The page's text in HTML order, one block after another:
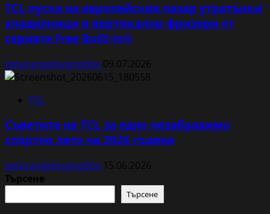
TCL пуска на европейския пазар утратънки
хладилници и вертикални фризери от
серията Free Built-in®
petarangelovangelov 09.07.2026
TCL
Съветите на TCL за едно незабравимо
спортно лято на 2026 година
petarangelovangelov 15.06.2026
Търсене
Търсене